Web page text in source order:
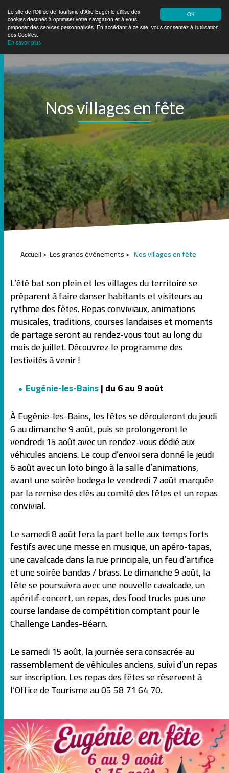
OK
Le site de l'Office de Tourisme d'Aire Eugénie utilise des
cookies destinés à optimiser votre navigation et à vous
proposer des services personnalisés. En accédant à ce site, vous consentez à l'utilisation
des Cookies.
En savoir plus
TourismeAire Eugénie
Nos villages en fête
Accueil Les grands événements Nos villages en fête
L’été bat son plein et les villages du territoire se
préparent à faire danser habitants et visiteurs au
rythme des fêtes. Repas conviviaux, animations
musicales, traditions, courses landaises et moments
de partage seront au rendez-vous tout au long du
mois de juillet. Découvrez le programme des
festivités à venir !
Eugénie-les-Bains| du 6 au 9 août
À Eugénie-les-Bains, les fêtes se dérouleront du jeudi
6 au dimanche 9 août, puis se prolongeront le
vendredi 15 août avec un rendez-vous dédié aux
véhicules anciens. Le coup d’envoi sera donné le jeudi
6 août avec un loto bingo à la salle d’animations,
avant une soirée bodega le vendredi 7 août marquée
par la remise des clés au comité des fêtes et un repas
convivial.
Le samedi 8 août fera la part belle aux temps forts
festifs avec une messe en musique, un apéro-tapas,
une cavalcade dans la rue principale, un feu d’artifice
et une soirée bandas / brass. Le dimanche 9 août, la
fête se poursuivra avec une nouvelle cavalcade, un
apéritif-concert, un repas, des food trucks puis une
course landaise de compétition comptant pour le
Challenge Landes-Béarn.
Le samedi 15 août, la journée sera consacrée au
rassemblement de véhicules anciens, suivi d’un repas
sur inscription. Les repas des fêtes se réservent à
l’Office de Tourisme au 05 58 71 64 70.